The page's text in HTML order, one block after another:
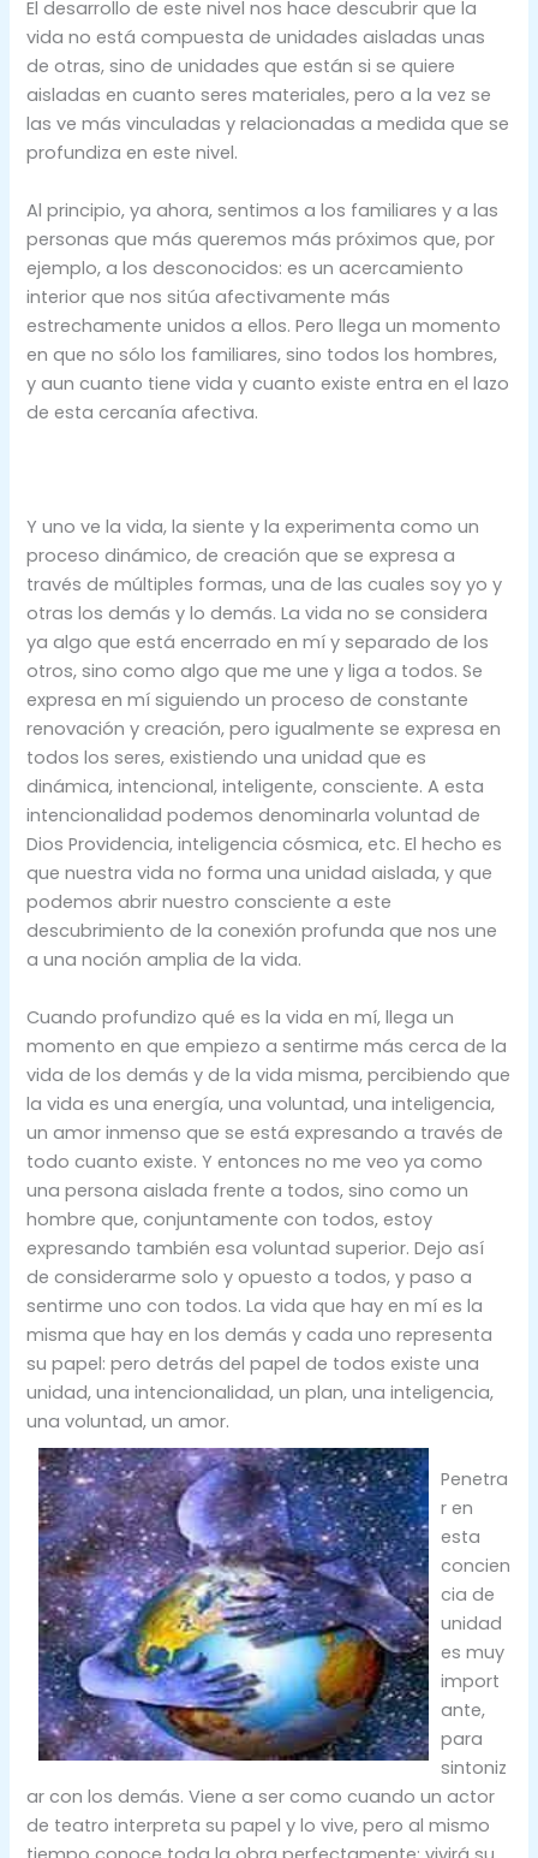
El desarrollo de este nivel nos hace descubrir que la
vida no está compuesta de unidades aisladas unas
de otras, sino de unidades que están si se quiere
aisladas en cuanto seres materiales, pero a la vez se
las ve más vinculadas y relacionadas a medida que se
profundiza en este nivel.
Al principio, ya ahora, sentimos a los familiares y a las
personas que más queremos más próximos que, por
ejemplo, a los desconocidos: es un acercamiento
interior que nos sitúa afectivamente más
estrechamente unidos a ellos. Pero llega un momento
en que no sólo los familiares, sino todos los hombres,
y aun cuanto tiene vida y cuanto existe entra en el lazo
de esta cercanía afectiva.
Y uno ve la vida, la siente y la experimenta como un
proceso dinámico, de creación que se expresa a
través de múltiples formas, una de las cuales soy yo y
otras los demás y lo demás. La vida no se considera
ya algo que está encerrado en mí y separado de los
otros, sino como algo que me une y liga a todos. Se
expresa en mí siguiendo un proceso de constante
renovación y creación, pero igualmente se expresa en
todos los seres, existiendo una unidad que es
dinámica, intencional, inteligente, consciente. A esta
intencionalidad podemos denominarla voluntad de
Dios Providencia, inteligencia cósmica, etc. El hecho es
que nuestra vida no forma una unidad aislada, y que
podemos abrir nuestro consciente a este
descubrimiento de la conexión profunda que nos une
a una noción amplia de la vida.
Cuando profundizo qué es la vida en mí, llega un
momento en que empiezo a sentirme más cerca de la
vida de los demás y de la vida misma, percibiendo que
la vida es una energía, una voluntad, una inteligencia,
un amor inmenso que se está expresando a través de
todo cuanto existe. Y entonces no me veo ya como
una persona aislada frente a todos, sino como un
hombre que, conjuntamente con todos, estoy
expresando también esa voluntad superior. Dejo así
de considerarme solo y opuesto a todos, y paso a
sentirme uno con todos. La vida que hay en mí es la
misma que hay en los demás y cada uno representa
su papel: pero detrás del papel de todos existe una
unidad, una intencionalidad, un plan, una inteligencia,
una voluntad, un amor.
Penetra
r en
esta
concien
cia de
unidad
es muy
import
ante,
para
sintoniz
ar con los demás. Viene a ser como cuando un actor
de teatro interpreta su papel y lo vive, pero al mismo